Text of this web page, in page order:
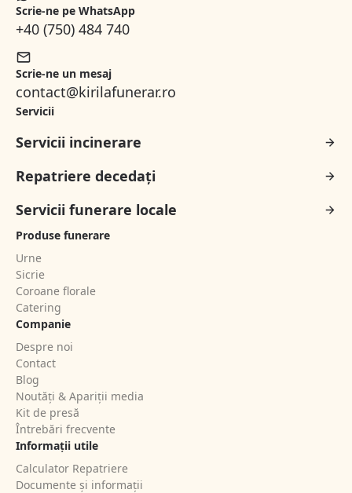
Scrie-ne pe WhatsApp
+40 (750) 484 740
Scrie-ne un mesaj
contact@kirilafunerar.ro
Servicii
Servicii incinerare
Repatriere decedați
Servicii funerare locale
Produse funerare
Urne
Sicrie
Coroane florale
Catering
Companie
Despre noi
Contact
Blog
Noutăți & Apariții media
Kit de presă
Întrebări frecvente
Informații utile
Calculator Repatriere
Documente și informații